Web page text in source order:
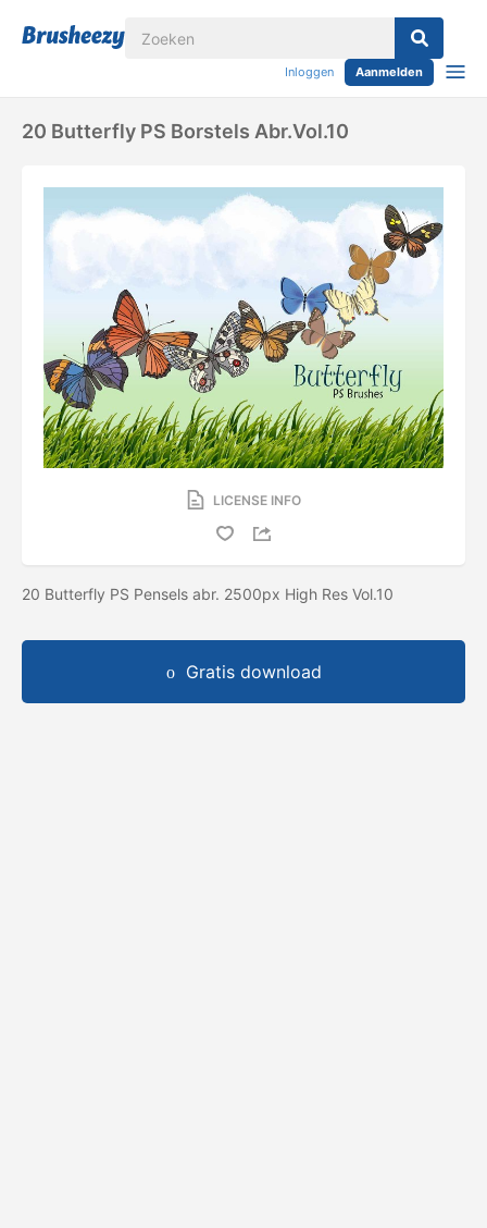
Inloggen Aanmelden
20 Butterfly PS Borstels Abr.Vol.10
LICENSE INFO
20 Butterfly PS Pensels abr. 2500px High Res Vol.10
Gratis download